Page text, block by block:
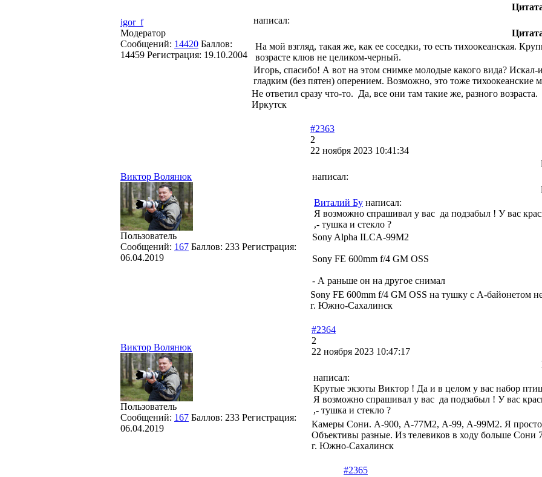
igor_f
Модератор
Сообщений: 14420 Баллов:
14459 Регистрация: 19.10.2004
написал:
На мой взгляд, такая же, как ее соседки, то есть тихоокеанская.
возрасте клюв не целиком-черный.
Игорь, спасибо! А вот на этом снимке молодые какого вида?
гладким (без пятен) оперением. Возможно, это тоже тихоокеанские
Не ответил сразу что-то. Да, все они там такие же, разного возраста.
Иркутск
Виктор Волянюк
Пользователь
Сообщений: 167 Баллов: 233 Регистрация:
06.04.2019
#2363
2
22 ноября 2023 10:41:34
написал:
Виталий Бу написал:
Я возможно спрашивал у вас да подзабыл ! У вас
,- тушка и стекло ?
Sony Alpha ILCA-99M2
Sony FE 600mm f/4 GM OSS
- А раньше он на другое снимал
Sony FE 600mm f/4 GM OSS на тушку с А-байонетом
г. Южно-Сахалинск
Виктор Волянюк
Пользователь
Сообщений: 167 Баллов: 233 Регистрация:
06.04.2019
#2364
2
22 ноября 2023 10:47:17
написал:
Крутые экзоты Виктор ! Да и в целом у вас набор
Я возможно спрашивал у вас да подзабыл ! У вас
,- тушка и стекло ?
Камеры Сони. А-900, А-77М2, А-99, А-99М2. Я
Объективы разные. Из телевиков в ходу больше
г. Южно-Сахалинск
#2365